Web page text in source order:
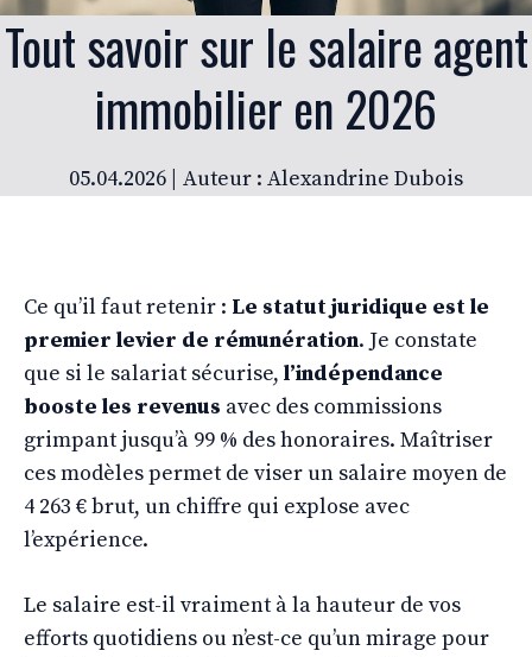
Tout savoir sur le salaire agent
immobilier en 2026
05.04.2026 | Auteur : Alexandrine Dubois
Ce qu’il faut retenir : Le statut juridique est le
premier levier de rémunération. Je constate
que si le salariat sécurise, l’indépendance
booste les revenus avec des commissions
grimpant jusqu’à 99 % des honoraires. Maîtriser
ces modèles permet de viser un salaire moyen de
4 263 € brut, un chiffre qui explose avec
l’expérience.
Le salaire est-il vraiment à la hauteur de vos
efforts quotidiens ou n’est-ce qu’un mirage pour